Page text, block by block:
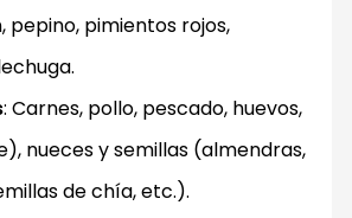
pepino, pimientos rojos,
: Carnes, pollo, pescado, huevos,
nueces y semillas (almendras,
de chía, etc.).